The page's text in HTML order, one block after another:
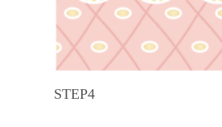
STEP4